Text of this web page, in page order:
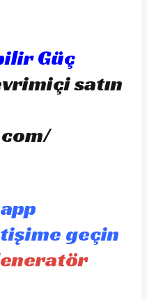
Güç
satın
geçin